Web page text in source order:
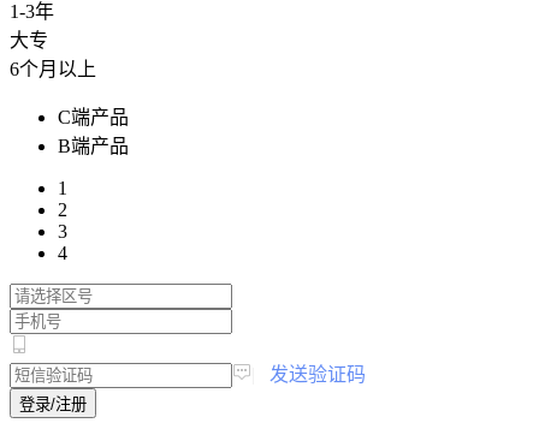
1-3年
大专
6个月以上
C端产品
B端产品
1
2
3
4
发送验证码
登录/注册